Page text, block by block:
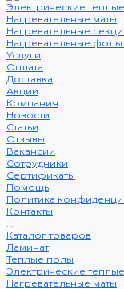
Электрические
Нагревательные маты
Нагревательные
Нагревательные
Услуги
Оплата
Доставка
Акции
Компания
Новости
Статьи
Отзывы
Вакансии
Сотрудники
Сертификаты
Помощь
Политика
Контакты
...
Каталог товаров
Ламинат
Теплые полы
Электрические
Нагревательные маты